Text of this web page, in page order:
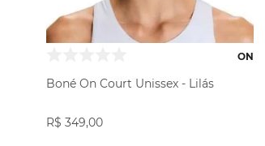
ON
Boné On Court Unissex - Lilás
R$ 349,00